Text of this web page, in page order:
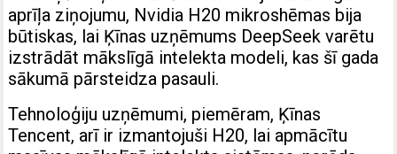
aprīļa ziņojumu, Nvidia H20 mikroshēmas bija
būtiskas, lai Ķīnas uzņēmums DeepSeek varētu
izstrādāt mākslīgā intelekta modeli, kas šī gada
sākumā pārsteidza pasauli.
Tehnoloģiju uzņēmumi, piemēram, Ķīnas
Tencent, arī ir izmantojuši H20, lai apmācītu